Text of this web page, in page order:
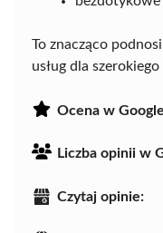
To znacząco
usług dla
Ocena w
Liczba opinii w
Czytaj opinie: